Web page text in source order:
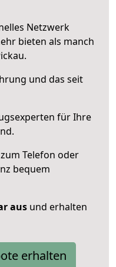
Netzwerk
bieten als manch
und das seit
für Ihre
Telefon oder
bequem
aus und erhalten
erhalten